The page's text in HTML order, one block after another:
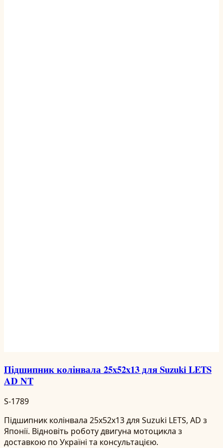
Підшипник колінвала 25x52x13 для Suzuki LETS
AD NT
S-1789
Підшипник колінвала 25x52x13 для Suzuki LETS, AD з
Японії. Відновіть роботу двигуна мотоцикла з
доставкою по Україні та консультацією.